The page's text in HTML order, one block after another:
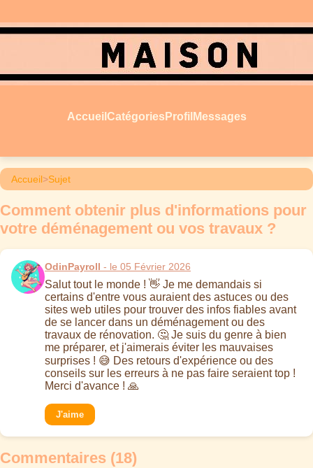
Accueil Catégories Profil Messages
Accueil>Sujet
Comment obtenir plus d'informations pour
votre déménagement ou vos travaux ?
OdinPayroll - le 05 Février 2026
Salut tout le monde ! 👋 Je me demandais si
certains d'entre vous auraient des astuces ou des
sites web utiles pour trouver des infos fiables avant
de se lancer dans un déménagement ou des
travaux de rénovation. 🤔 Je suis du genre à bien
me préparer, et j'aimerais éviter les mauvaises
surprises ! 😅 Des retours d'expérience ou des
conseils sur les erreurs à ne pas faire seraient top !
Merci d'avance ! 🙏
J'aime
Commentaires (18)